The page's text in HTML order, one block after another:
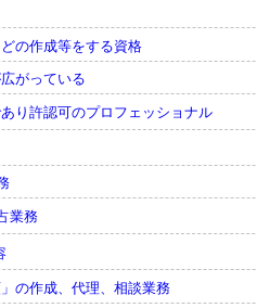
の作成等をする資格
がっている
り許認可のプロフェッショナル
業務
の作成、代理、相談業務